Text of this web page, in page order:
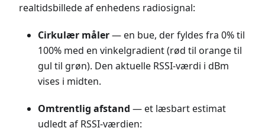
realtidsbillede af enhedens radiosignal:
Cirkulær måler— en bue, der fyldes fra 0% til
100% med en vinkelgradient (rød til orange til
gul til grøn). Den aktuelle RSSI-værdi i dBm
vises i midten.
Omtrentlig afstand — et læsbart estimat
udledt af RSSI-værdien: